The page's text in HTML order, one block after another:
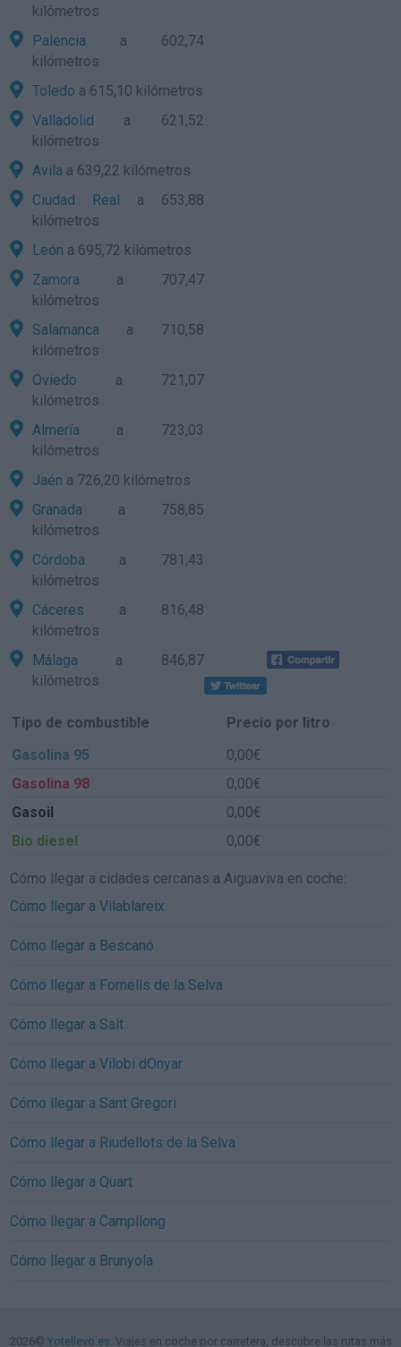
kilómetros
Palencia a 602,74
kilómetros
Toledo a 615,10 kilómetros
Valladolid a 621,52
kilómetros
Avila a 639,22 kilómetros
Ciudad Real a 653,88
kilómetros
León a 695,72 kilómetros
Zamora a 707,47
kilómetros
Salamanca a 710,58
kilómetros
Oviedo a 721,07
kilómetros
Almería a 723,03
kilómetros
Jaén a 726,20 kilómetros
Granada a 758,85
kilómetros
Córdoba a 781,43
kilómetros
Cáceres a 816,48
kilómetros
Málaga a 846,87
kilómetros
Tipo de combustible
Precio por litro
Gasolina 95
0,00€
Gasolina 98
0,00€
Gasoil
0,00€
Bio diesel
0,00€
Cómo llegar a cidades cercanas a Aiguaviva en coche:
Cómo llegar a Vilablareix
Cómo llegar a Bescanó
Cómo llegar a Fornells de la Selva
Cómo llegar a Salt
Cómo llegar a Vilobi dOnyar
Cómo llegar a Sant Gregori
Cómo llegar a Riudellots de la Selva
Cómo llegar a Quart
Cómo llegar a Campllong
Cómo llegar a Brunyola
2026© Yotellevo.es. Viajes en coche por carretera, descubre las rutas más